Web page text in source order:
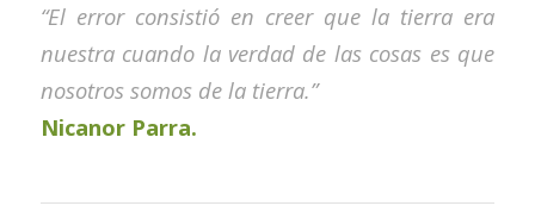
“El error consistió en creer que la tierra era
nuestra cuando la verdad de las cosas es que
nosotros somos de la tierra.”
Nicanor Parra.